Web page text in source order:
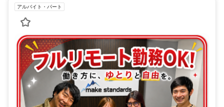
アルバイト・パート